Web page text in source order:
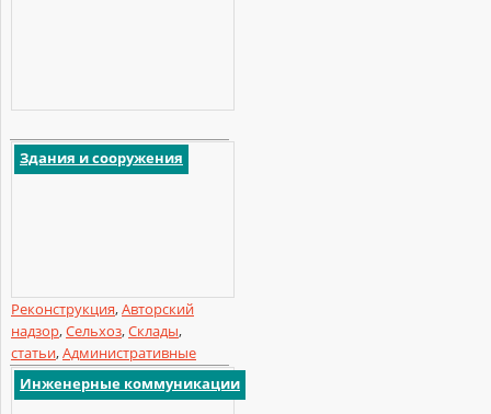
Здания и сооружения
Реконструкция,Авторский
надзор,Сельхоз,Склады,
статьи,Административные
Инженерные коммуникации